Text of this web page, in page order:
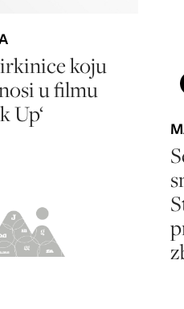
koju
u filmu
Up‘